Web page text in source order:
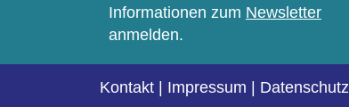
Informationen zum Newsletter
anmelden.
Kontakt Impressum Datenschutz